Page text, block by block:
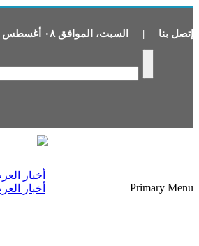
إتصل بنا | السبت، الموافق ٠٨ أغسطس
Primary Menu